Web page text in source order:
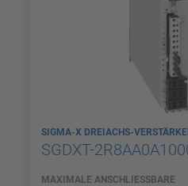
SIGMA-X DREIACHS-
SGDXT-
MAXIMALE ANSCHLIESSBARE M